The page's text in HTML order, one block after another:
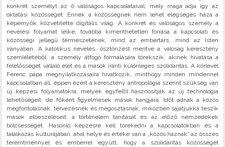
konkrét személyt az ő valóságos kapcsolataival, mely maga adja így az
oktatási közösséget. Ennek a közösségnek nem lehet elégséges háza a
képernyők közvetítette digitális világ. A konkrét és valóságos személy a
nevelési folyamat lelke, továbbá kimeríthetetlen forrása a kapcsolati és
közösségi jellegű természetének, mind az embertárs, mind az Isten
irányában. A katolikus nevelés, ösztönzést merítve a valóság keresztény
szemléletéből, a személy átfogó formálására törekszik, akinek hivatása a
felelősséget vállaló élet és a mások iránti különleges szolidaritás. A körlevél
Ferenc pápa megnyilatkozásaira hivatkozik, minthogy minden mindennel
kapcsolatban áll, éppen ezért a keresztény antropológia szerint szükség van
új képzési folyamatokra, melyek egyfelől hasznosítják az új technológia
lehetőségeit, de főként figyelmesek mások hangjára. Időt adnak a közös
megfontolásnak, tervezésnek és megosztásnak, miközben sajátjukká teszik
mások elbeszéléseit, a történelem tanítását és az előző nemzedékek
bölcsességét. Hasonló képzésre kell törekedni a kapcsolatokban és a
találkozás kultúrájában, ahol helye és értéke van a „közös háznak” az összes
teremtménnyel és emberrel együtt, hogy a szolidaritás közösségét